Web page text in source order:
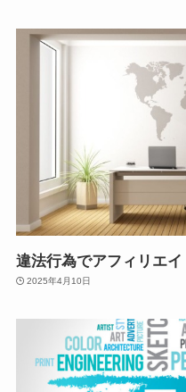
違法行為でアフィリエ
2025年4月10日